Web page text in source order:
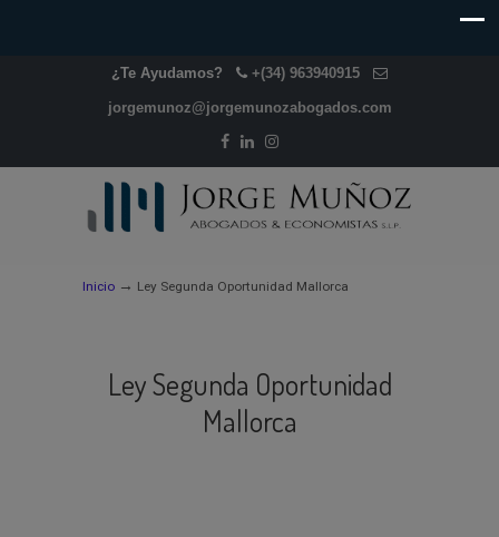
¿Te Ayudamos? +(34) 963940915
jorgemunoz@jorgemunozabogados.com
Inicio → Ley Segunda Oportunidad Mallorca
Ley Segunda Oportunidad
Mallorca